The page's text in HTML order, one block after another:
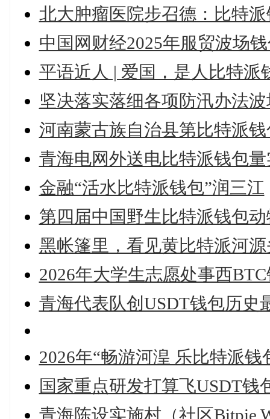
北大肿瘤医院步召德：比特
中国网财经2025年服贸波场
平语近人 | 爱国，是人比特
坚决落实落细各项防汛办法
河南蒙古族自治县第比特派
青海电网外送电比特派钱包
金融“活水比特派钱包”润三江
第四届中国野生比特派钱包
黑帐篷里，看见黄比特派河
2026年大学生志愿处事西
青海代表队创USDT钱包历史
2026年“畅游河湟 乐比特派
国家重点研发打算飞USDT
青海陈设实施村（社区Bitpie